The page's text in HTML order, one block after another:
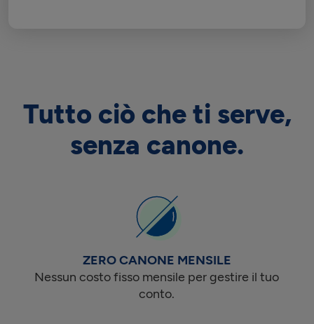
Tutto ciò che ti serve,
senza canone.
ZERO CANONE MENSILE
Nessun costo fisso mensile per gestire il tuo
conto.